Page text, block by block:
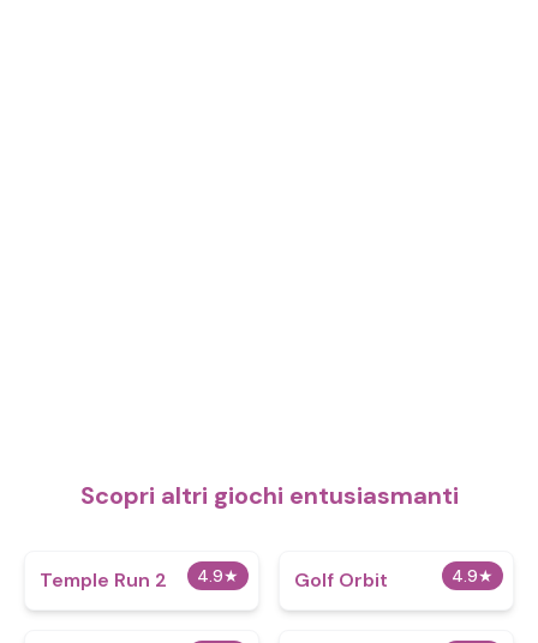
Scopri altri giochi entusiasmanti
4.9★
Temple Run 2 4.9★
Golf Orbit